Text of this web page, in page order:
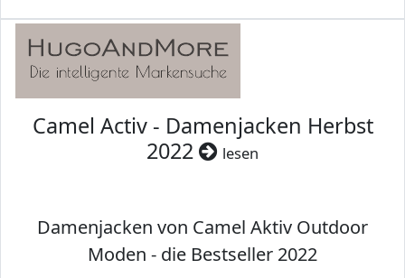
Camel Activ - Damenjacken Herbst
2022
lesen
Damenjacken von Camel Aktiv Outdoor
Moden - die Bestseller 2022